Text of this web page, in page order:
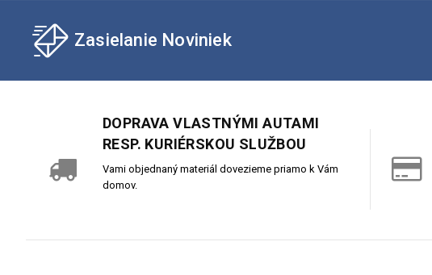
Zasielanie Noviniek
DOPRAVA VLASTNÝMI AUTAMI
RESP. KURIÉRSKOU SLUŽBOU
Vami objednaný materiál dovezieme priamo k Vám
domov.